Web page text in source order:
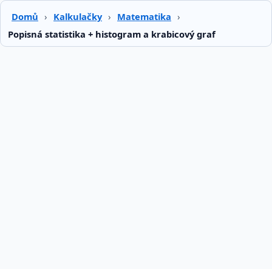
Domů › Kalkulačky › Matematika ›
Popisná statistika + histogram a krabicový graf